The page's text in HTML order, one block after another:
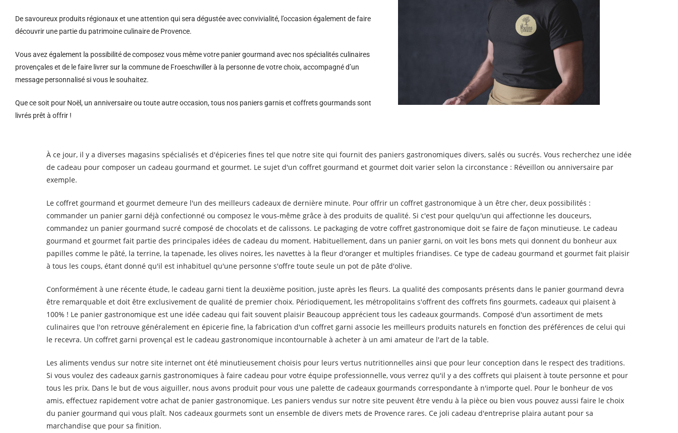
De savoureux produits régionaux et une attention qui sera dégustée avec convivialité, l’occasion également de faire
découvrir une partie du patrimoine culinaire de Provence.
Vous avez également la possibilité de composez vous même votre panier gourmand avec nos spécialités culinaires
provençales et de le faire livrer sur la commune de Froeschwiller à la personne de votre choix, accompagné d’un
message personnalisé si vous le souhaitez.
Que ce soit pour Noël, un anniversaire ou toute autre occasion, tous nos paniers garnis et coffrets gourmands sont
livrés prêt à offrir !
À ce jour, il y a diverses magasins spécialisés et d'épiceries fines tel que notre site qui fournit des paniers gastronomiques divers, salés ou sucrés. Vous recherchez une idée
de cadeau pour composer un cadeau gourmand et gourmet. Le sujet d'un coffret gourmand et gourmet doit varier selon la circonstance : Réveillon ou anniversaire par
exemple.
Le coffret gourmand et gourmet demeure l'un des meilleurs cadeaux de dernière minute. Pour offrir un coffret gastronomique à un être cher, deux possibilités :
commander un panier garni déjà confectionné ou composez le vous-même grâce à des produits de qualité. Si c'est pour quelqu'un qui affectionne les douceurs,
commandez un panier gourmand sucré composé de chocolats et de calissons. Le packaging de votre coffret gastronomique doit se faire de façon minutieuse. Le cadeau
gourmand et gourmet fait partie des principales idées de cadeau du moment. Habituellement, dans un panier garni, on voit les bons mets qui donnent du bonheur aux
papilles comme le pâté, la terrine, la tapenade, les olives noires, les navettes à la fleur d'oranger et multiples friandises. Ce type de cadeau gourmand et gourmet fait plaisir
à tous les coups, étant donné qu'il est inhabituel qu'une personne s'offre toute seule un pot de pâte d'olive.
Conformément à une récente étude, le cadeau garni tient la deuxième position, juste après les fleurs. La qualité des composants présents dans le panier gourmand devra
être remarquable et doit être exclusivement de qualité de premier choix. Périodiquement, les métropolitains s'offrent des coffrets fins gourmets, cadeaux qui plaisent à
100% ! Le panier gastronomique est une idée cadeau qui fait souvent plaisir Beaucoup apprécient tous les cadeaux gourmands. Composé d'un assortiment de mets
culinaires que l'on retrouve généralement en épicerie fine, la fabrication d'un coffret garni associe les meilleurs produits naturels en fonction des préférences de celui qui
le recevra. Un coffret garni provençal est le cadeau gastronomique incontournable à acheter à un ami amateur de l'art de la table.
Les aliments vendus sur notre site internet ont été minutieusement choisis pour leurs vertus nutritionnelles ainsi que pour leur conception dans le respect des traditions.
Si vous voulez des cadeaux garnis gastronomiques à faire cadeau pour votre équipe professionnelle, vous verrez qu'il y a des coffrets qui plaisent à toute personne et pour
tous les prix. Dans le but de vous aiguiller, nous avons produit pour vous une palette de cadeaux gourmands correspondante à n'importe quel. Pour le bonheur de vos
amis, effectuez rapidement votre achat de panier gastronomique. Les paniers vendus sur notre site peuvent être vendu à la pièce ou bien vous pouvez aussi faire le choix
du panier gourmand qui vous plaît. Nos cadeaux gourmets sont un ensemble de divers mets de Provence rares. Ce joli cadeau d'entreprise plaira autant pour sa
marchandise que pour sa finition.